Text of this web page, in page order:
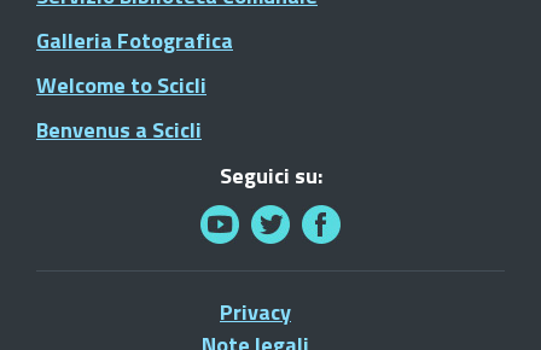
Galleria Fotografica
Welcome to Scicli
Benvenus a Scicli
Seguici su:
Privacy